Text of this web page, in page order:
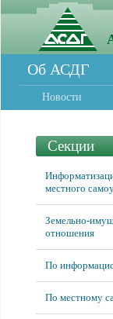
Об АСДГ
Новости
Секции
местного
Земельно-
отношения
По
По местному